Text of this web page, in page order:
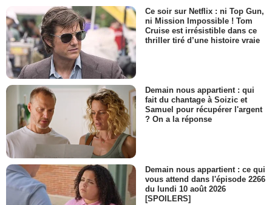
Ce soir sur Netflix : ni Top Gun,
ni Mission Impossible ! Tom
Cruise est irrésistible dans ce
thriller tiré d’une histoire vraie
Demain nous appartient : qui
fait du chantage à Soizic et
Samuel pour récupérer l'argent
? On a la réponse
Demain nous appartient : ce qui
vous attend dans l'épisode 2266
du lundi 10 août 2026
[SPOILERS]